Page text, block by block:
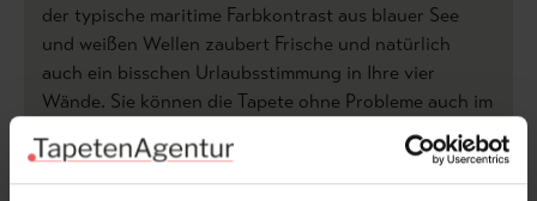
der typische maritime Farbkontrast aus blauer See
und weißen Wellen zaubert Frische und natürlich
auch ein bisschen Urlaubsstimmung in Ihre vier
Wände. Sie können die Tapete ohne Probleme auch im
Badezimmer verkleben. Sie ist waschbeständig und
auch direkte Sonneneinstrahlung lässt die Farben
nicht verblassen.